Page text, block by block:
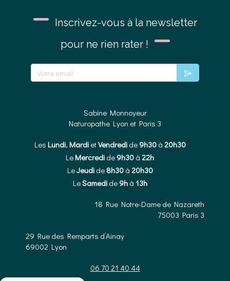
Inscrivez-vous à la newsletter
pour ne rien rater !
Votre email
Sabine Monnoyeur
Naturopathe Lyon et Paris 3
Les Lundi, MardietVendredide 9h30à 20h30
Le Mercredi de 9h30 à 22h
LeJeudide 8h30à 20h30
LeSamedide 9hà 13h
18 Rue Notre-Dame de Nazareth
75003 Paris 3
29 Rue des Remparts d’Ainay
69002 Lyon
06 70 21 40 44